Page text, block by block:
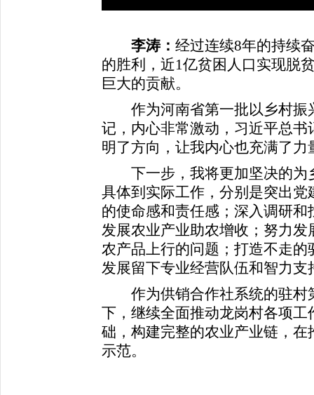
李涛： 经过连续8年的持续
的胜利，近1亿贫困人口实现脱
巨大的贡献。
作为河南省第一批以乡村振
记，内心非常激动，习近平总
明了方向，让我内心也充满了力
下一步，我将更加坚决的为
具体到实际工作，分别是突出
的使命感和责任感；深入调研
发展农业产业助农增收；努力
农产品上行的问题；打造不走
发展留下专业经营队伍和智力支
作为供销合作社系统的驻村
下，继续全面推动龙岗村各项
础，构建完整的农业产业链，
示范。